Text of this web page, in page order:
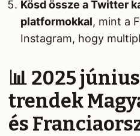
Kösd össze a Twitter
platformokkal, mint a
Instagram, hogy
📊 2025
trendek
és